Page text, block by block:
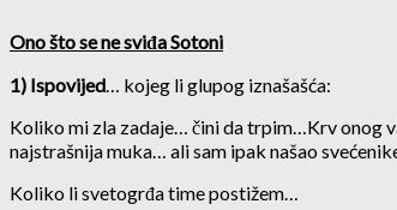
Ono što se ne sviđa Sotoni
1) Ispovijed… kojeg li glupog iznašašća:
Koliko mi zla zadaje… čini da trpim…Krv onog
najstrašnija muka… ali sam ipak našao
Koliko li svetogrđa time postižem…